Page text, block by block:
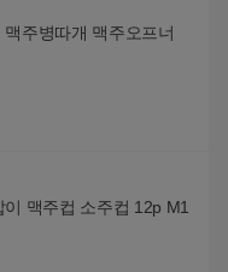
주병따개 맥주오프너
맥주컵 소주컵 12p M1